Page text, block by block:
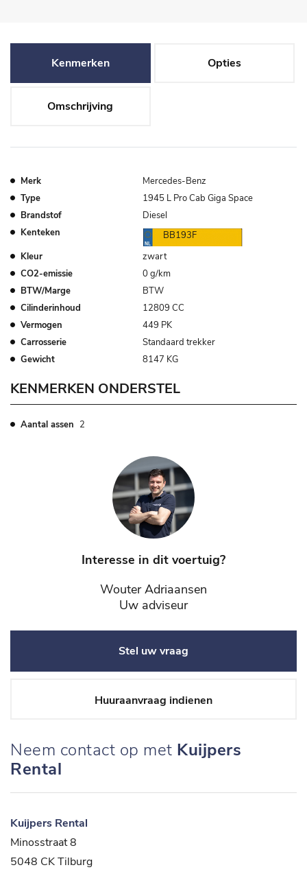
Kenmerken Opties
Omschrijving
Merk
Mercedes-Benz
Type
1945 L Pro Cab Giga Space
Brandstof
Diesel
Kenteken
BB193F
Kleur
zwart
CO2-emissie
0 g/km
BTW/Marge
BTW
Cilinderinhoud
12809 CC
Vermogen
449 PK
Carrosserie
Standaard trekker
Gewicht
8147 KG
KENMERKEN ONDERSTEL
Aantal assen 2
Interesse in dit voertuig?
Wouter Adriaansen
Uw adviseur
Stel uw vraag
Huuraanvraag indienen
Neem contact op met Kuijpers
Rental
Kuijpers Rental
Minosstraat 8
5048 CK Tilburg